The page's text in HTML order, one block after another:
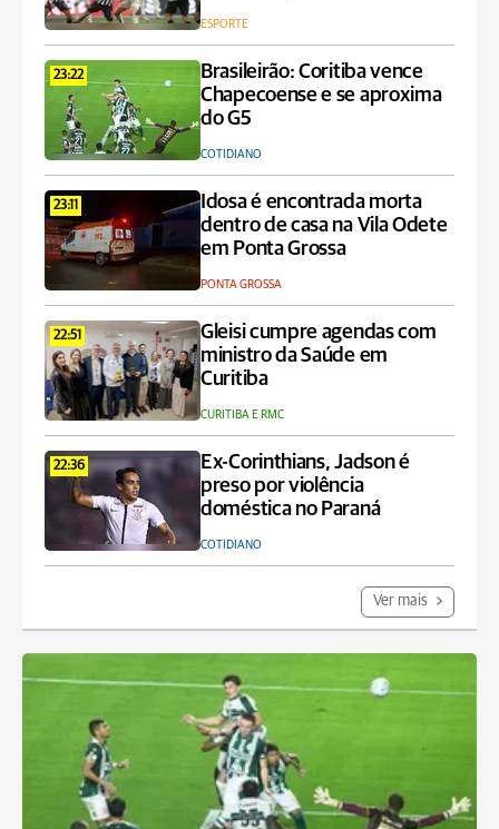
ESPORTE
23:22
Brasileirão: Coritiba vence
Chapecoense e se aproxima
do G5
COTIDIANO
23:11
Idosa é encontrada morta
dentro de casa na Vila Odete
em Ponta Grossa
PONTA GROSSA
22:51
Gleisi cumpre agendas com
ministro da Saúde em
Curitiba
CURITIBA E RMC
22:36
Ex-Corinthians, Jadson é
preso por violência
doméstica no Paraná
COTIDIANO
Ver mais